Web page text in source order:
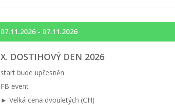
07.11.2026 - 07.11.2026
X. DOSTIHOVÝ DEN 2026
start bude upřesněn
FB event
► Velká cena dvouletých (CH)